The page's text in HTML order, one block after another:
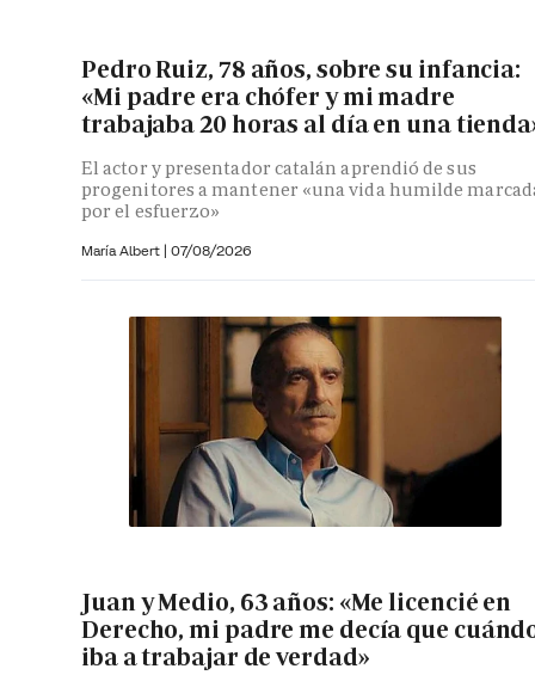
Pedro Ruiz, 78 años, sobre su infancia:
«Mi padre era chófer y mi madre
trabajaba 20 horas al día en una
El actor y presentador catalán aprendió de sus
progenitores a mantener «una vida humilde
por el esfuerzo»
María Albert | 07/08/2026
Juan y Medio, 63 años: «Me licencié en
Derecho, mi padre me decía que
iba a trabajar de verdad»